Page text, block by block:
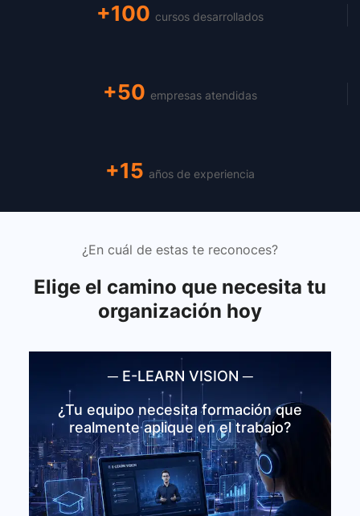
+100 cursos desarrollados
+50 empresas atendidas
+15 años de experiencia
¿En cuál de estas te reconoces?
Elige el camino que necesita tu
organización hoy
─ E-LEARN VISION ─
¿Tu equipo necesita formación que
realmente aplique en el trabajo?
E-Learn Vision
Diseñamos cursos, microlearning y
plataformas educativas que tu equipo
realmente finaliza su proceso formativo
— con IA integrada en cada etapa.
Ver E-Learn Vision